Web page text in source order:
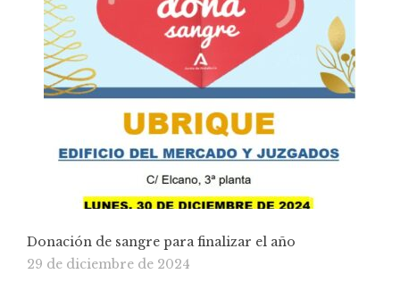
Donación de sangre para finalizar el año
29 de diciembre de 2024